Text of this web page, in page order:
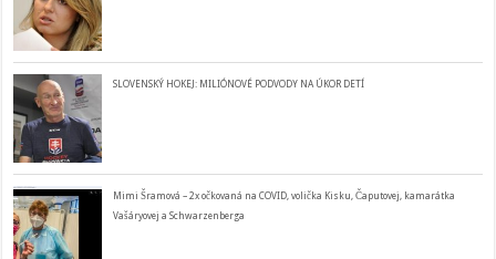
SLOVENSKÝ HOKEJ: MILIÓNOVÉ PODVODY NA ÚKOR DETÍ
Mimi Šramová – 2x očkovaná na COVID, volička Kisku, Čaputovej, kamarátka
Vašáryovej a Schwarzenberga